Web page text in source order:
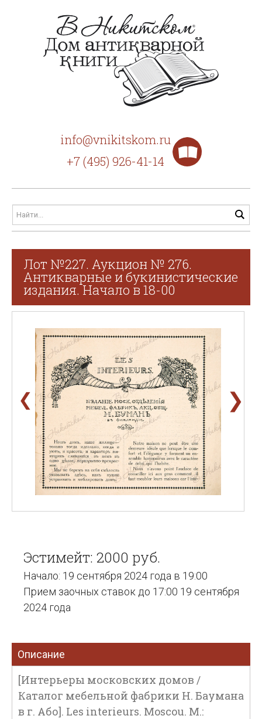
info@vnikitskom.ru
+7 (495) 926-41-14
Лот №227. Аукцион № 276.
Антикварные и букинистические
издания. Начало в 18-00
❮ ❯
Эстимейт: 2000 руб.
Начало: 19 сентября 2024 года в 19:00
Прием заочных ставок до 17:00 19 сентября
2024 года
Описание
[Интерьеры московских домов /
Каталог мебельной фабрики Н. Баумана
в г. Або]. Les interieurs. Moscou. М.: